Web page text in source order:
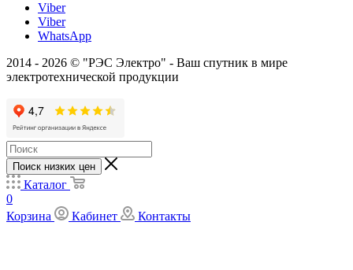
Viber
Viber
WhatsApp
2014 - 2026 © "РЭС Электро" - Ваш спутник в мире
электротехнической продукции
Поиск низких цен
Каталог
0
Корзина
Кабинет Контакты